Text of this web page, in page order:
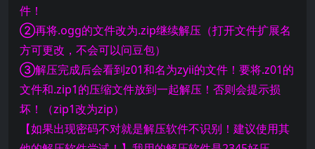
件！
②再将.ogg的文件改为.zip继续解压（打开文件扩展名
方可更改，不会可以问豆包）
③解压完成后会看到z01和名为zyii的文件！要将.z01的
文件和.zip1的压缩文件放到一起解压！否则会提示损
坏！（zip1改为zip）
【如果出现密码不对就是解压软件不识别！建议使用其